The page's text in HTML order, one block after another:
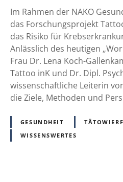
R
A
)
O
-
P
r
o
e
k
T
Im Rahmen der NAKO
das Forschungsprojekt
das Risiko für
Anlässlich des heutigen
Frau Dr. Lena Koch-
Tattoo inK und Dr. Dipl.
wissenschaftliche Leiterin
die Ziele, Methoden und
GESUNDHEIT
WISSENSWERTES